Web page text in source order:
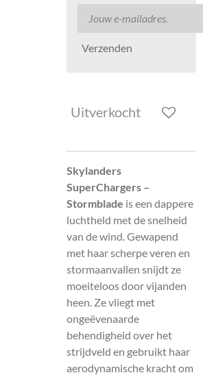
Verzenden
Uitverkocht
Skylanders
SuperChargers –
Stormblade is een dappere
luchtheld met de snelheid
van de wind. Gewapend
met haar scherpe veren en
stormaanvallen snijdt ze
moeiteloos door vijanden
heen. Ze vliegt met
ongeëvenaarde
behendigheid over het
strijdveld en gebruikt haar
aerodynamische kracht om